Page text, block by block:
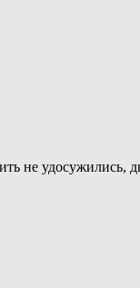
не удосужились,